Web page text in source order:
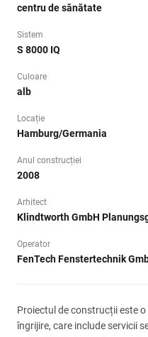
centru de sănătate
Sistem
S 8000 IQ
Culoare
alb
Locație
Hamburg/Germania
Anul construcției
2008
Arhitect
Klindtworth GmbH
Operator
FenTech Fenstertechnik
Proiectul de construcții este
îngrijire, care include servicii